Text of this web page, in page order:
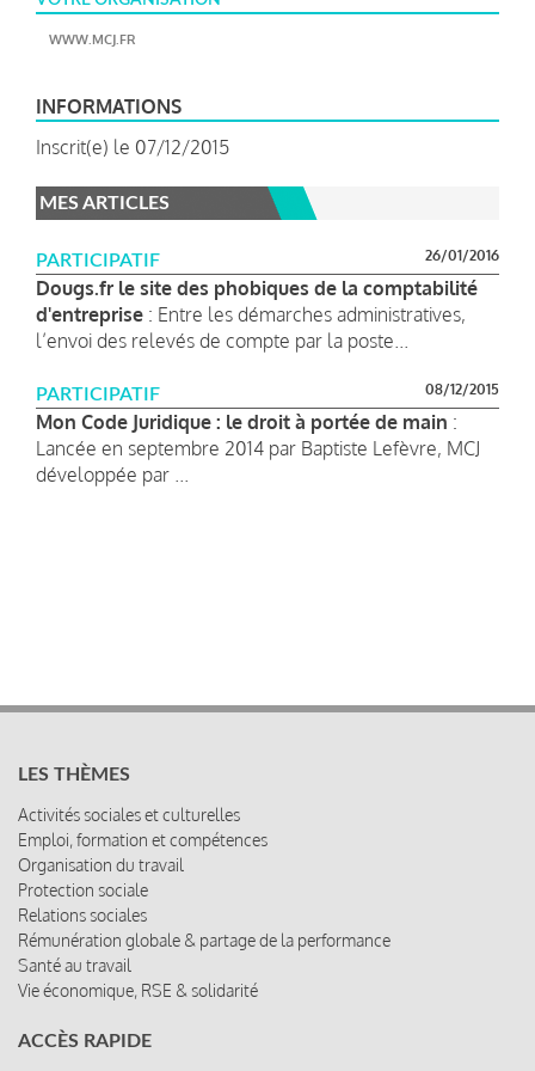
WWW.MCJ.FR
INFORMATIONS
Inscrit(e) le 07/12/2015
MES ARTICLES
PARTICIPATIF 26/01/2016
Dougs.fr le site des phobiques de la comptabilité
d'entreprise : Entre les démarches administratives,
l’envoi des relevés de compte par la poste...
PARTICIPATIF 08/12/2015
Mon Code Juridique : le droit à portée de main :
Lancée en septembre 2014 par Baptiste Lefèvre, MCJ
développée par ...
LES THÈMES
Activités sociales et culturelles
Emploi, formation et compétences
Organisation du travail
Protection sociale
Relations sociales
Rémunération globale & partage de la performance
Santé au travail
Vie économique, RSE & solidarité
ACCÈS RAPIDE